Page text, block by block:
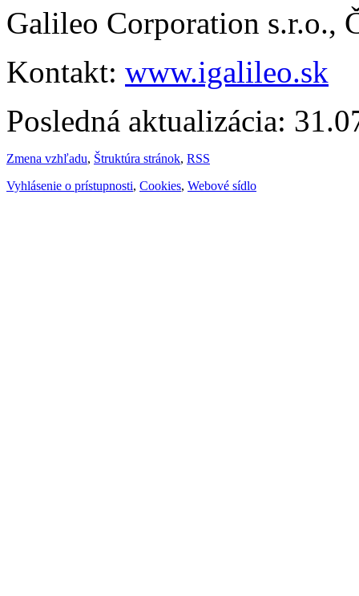
Galileo Corporation s.r.o.,
Kontakt: www.igalileo.sk
Posledná aktualizácia:
Zmena vzhľadu, Štruktúra stránok, RSS
Vyhlásenie o prístupnosti, Cookies, Webové sídlo